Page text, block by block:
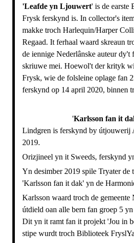
'Leafde yn Ljouwert' is de earste
Frysk ferskynd is. In collector's
makke troch Harlequin/Harper
Regaad. It ferhaal waard skreaun
de iennige Nederlânske auteur dy't
skriuwe mei. Hoewol't der krityk
Frysk, wie de folsleine oplage fan
ferskynd op 14 april 2020, binnen
'Karlsson fan it
Lindgren is ferskynd by útjouwerij
2019.
Orizjineel yn it Sweeds, ferskynd
Yn desimber 2019 spile Tryater de
'Karlsson fan it dak' yn de
Karlsson waard troch de gemeente
útdield oan alle bern fan groep 5 yn
Dit yn it ramt fan it projekt 'Jou in
stipe wurdt troch Biblioteek